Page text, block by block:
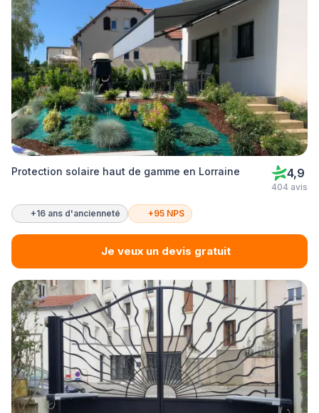
Protection solaire haut de gamme en Lorraine 4,9
404 avis
+16 ans d'ancienneté +95 NPS
Je veux un devis gratuit